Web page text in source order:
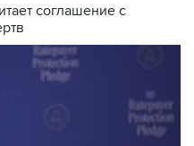
соглашение с